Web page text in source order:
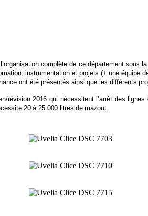
complète de ce département
instrumentation et projets (+ une équipe
ont été présentés ainsi que les différents
révision 2016 qui nécessitent l’arrêt des
20 à 25.000 litres de mazout.